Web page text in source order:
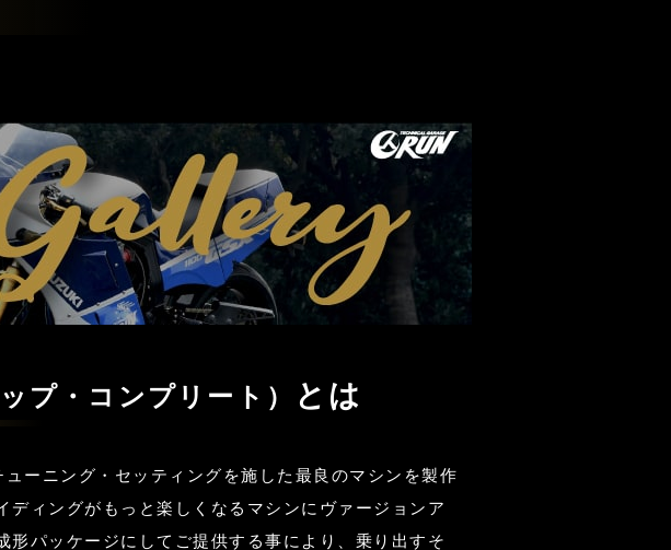
プ・コンプリート） とは
ーニング・セッティングを施した最良のマシンを製作
ィングがもっと楽しくなるマシンにヴァージョンア
パッケージにしてご提供する事により、乗り出すそ